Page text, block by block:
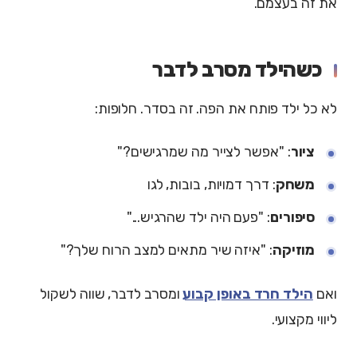
כשהילד מסרב לדבר
לא כל ילד פותח את הפה. זה בסדר. חלופות:
ציור: "אפשר לצייר מה שמרגישים?"
משחק: דרך דמויות, בובות, לגו
סיפורים: "פעם היה ילד שהרגיש..."
מוזיקה: "איזה שיר מתאים למצב הרוח שלך?"
ואם הילד חרד באופן קבועומסרב לדבר, שווה לשקול
ליווי מקצועי.